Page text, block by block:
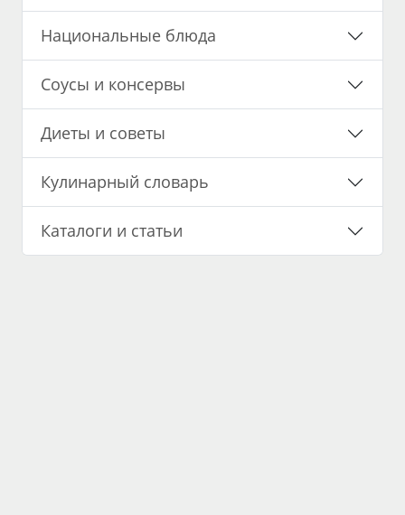
Национальные блюда
Соусы и консервы
Диеты и советы
Кулинарный словарь
Каталоги и статьи